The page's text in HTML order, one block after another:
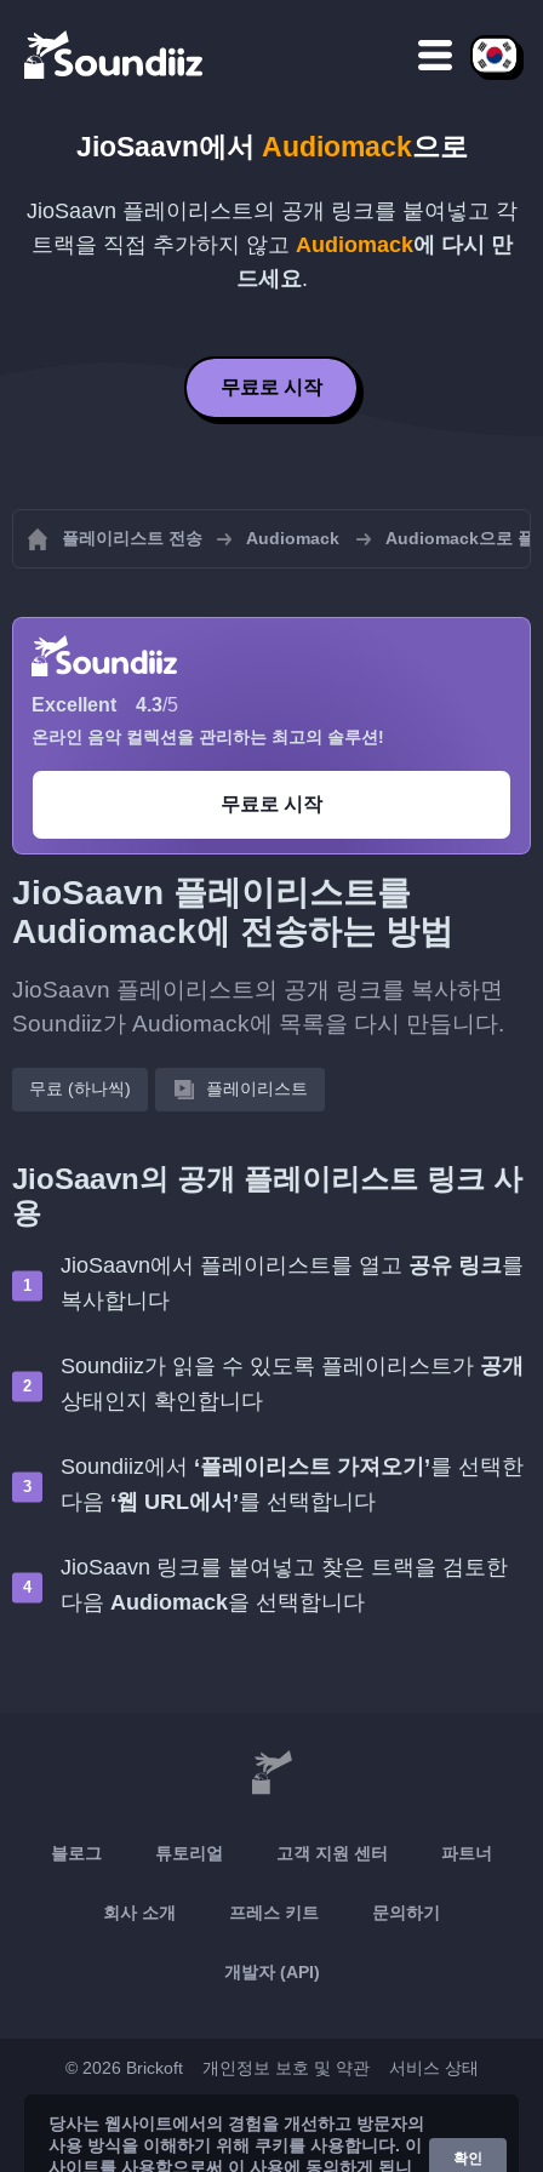
JioSaavn에서 Audiomack으로
JioSaavn 플레이리스트의 공개 링크를 붙여넣고 각
트랙을 직접 추가하지 않고 Audiomack에 다시 만
드세요.
무료로 시작
플레이리스트 전송 Audiomack Audiomack으로 플
Excellent 4.3/5
온라인 음악 컬렉션을 관리하는 최고의 솔루션!
무료로 시작
JioSaavn 플레이리스트를
Audiomack에 전송하는 방법
JioSaavn 플레이리스트의 공개 링크를 복사하면
Soundiiz가 Audiomack에 목록을 다시 만듭니다.
무료 (하나씩) 플레이리스트
JioSaavn의 공개 플레이리스트 링크 사
용
JioSaavn에서 플레이리스트를 열고 공유 링크를
복사합니다
Soundiiz가 읽을 수 있도록 플레이리스트가 공개
상태인지 확인합니다
Soundiiz에서 ‘플레이리스트 가져오기’를 선택한
다음 ‘웹 URL에서’를 선택합니다
JioSaavn 링크를 붙여넣고 찾은 트랙을 검토한
다음 Audiomack을 선택합니다
블로그 튜토리얼 고객 지원 센터 파트너
회사 소개 프레스 키트 문의하기
개발자 (API)
© 2026 Brickoft 개인정보 보호 및 약관 서비스 상태
App Store Google Play
당사는 웹사이트에서의 경험을 개선하고 방문자의
사용 방식을 이해하기 위해 쿠키를 사용합니다. 이
사이트를 사용함으로써 이 사용에 동의하게 됩니
확인